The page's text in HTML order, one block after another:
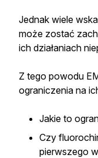
Jednak wiele
może zostać
ich działaniach
Z tego powodu
ograniczenia na
Jakie to
Czy
pierwszego